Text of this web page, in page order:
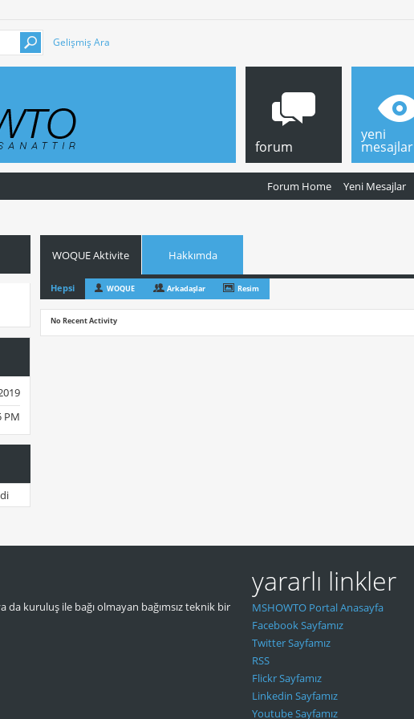
Gelişmiş Ara
forum
Forum Home Yeni Mesajlar
yeni
mesajlar
PM
WOQUE Aktivite Hakkımda
Hepsi WOQUE Arkadaşlar Resim
No Recent Activity
da kuruluş ile bağı olmayan bağımsız teknik bir
yararlı linkler
MSHOWTO Portal Anasayfa
Facebook Sayfamız
Twitter Sayfamız
RSS
Flickr Sayfamız
Linkedin Sayfamız
Youtube Sayfamız